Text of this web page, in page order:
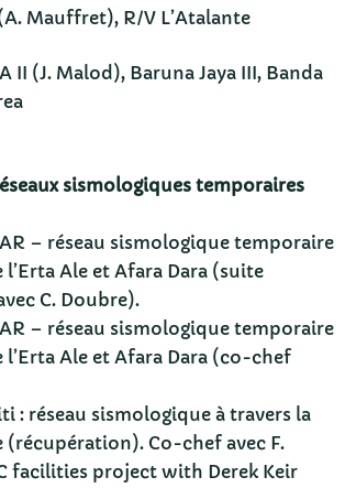
(A. Mauffret), R/V L’Atalante
II (J. Malod), Baruna Jaya III, Banda
sismologiques temporaires
– réseau sismologique temporaire
l’Erta Ale et Afara Dara (suite
C. Doubre).
– réseau sismologique temporaire
l’Erta Ale et Afara Dara (co-chef
: réseau sismologique à travers la
(récupération). Co-chef avec F.
facilities project with Derek Keir